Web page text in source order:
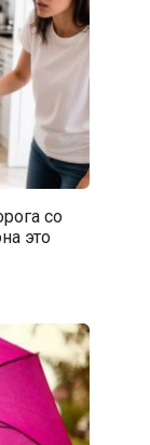
со
это